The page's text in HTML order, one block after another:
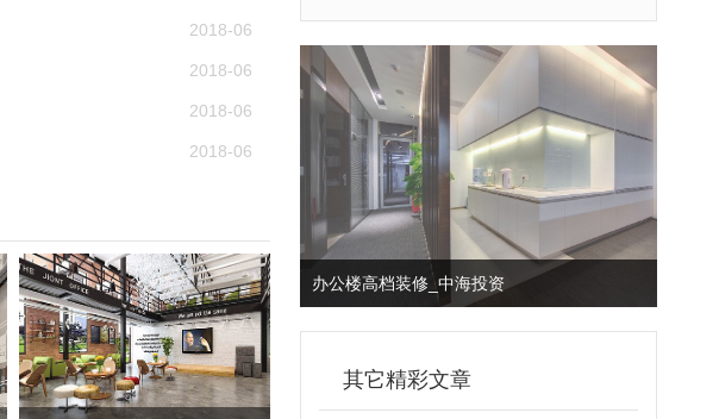
2018-06
2018-06
2018-06
2018-06
办公楼高档装修_中海投资
其它精彩文章